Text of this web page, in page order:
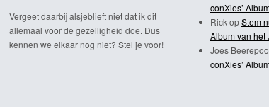
Vergeet daarbij alsjeblieft niet dat ik dit
allemaal voor de gezelligheid doe. Dus
kennen we elkaar nog niet? Stel je voor!
conXies’
RickopStem
Album van het
Joes
conXies’